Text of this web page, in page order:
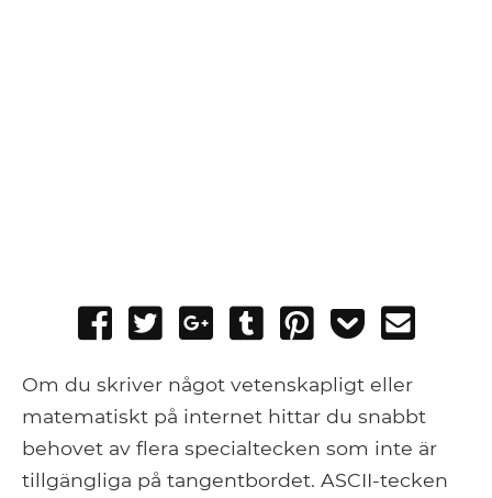
Share
Facebook
Tweet
Share
Google+
Post
Tumblr
Pin
Add
Pocket
Om du skriver något vetenskapligt eller
matematiskt på internet hittar du snabbt
behovet av flera specialtecken som inte är
tillgängliga på tangentbordet. ASCII-tecken